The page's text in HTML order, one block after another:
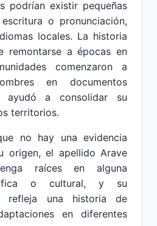
podrían existir pequeñas
o pronunciación,
locales. La historia
remontarse a épocas en
comenzaron a
en documentos
ayudó a consolidar su
territorios.
no hay una evidencia
origen, el apellido Arave
raíces en alguna
o cultural, y su
refleja una historia de
en diferentes